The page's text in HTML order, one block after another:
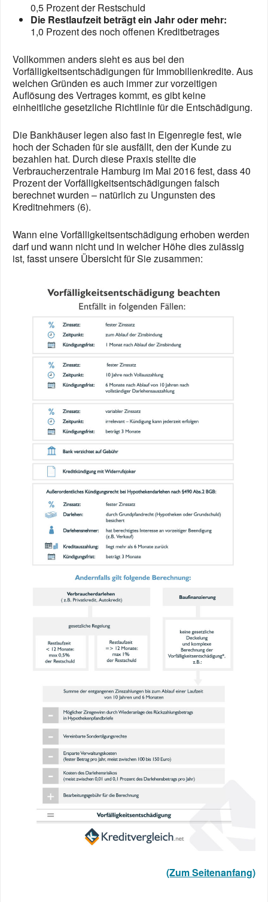
0,5 Prozent der Restschuld
Die Restlaufzeit beträgt ein Jahr oder mehr:
1,0 Prozent des noch offenen Kreditbetrages
Vollkommen anders sieht es aus bei den
Vorfälligkeitsentschädigungen für Immobilienkredite. Aus
welchen Gründen es auch immer zur vorzeitigen
Auflösung des Vertrages kommt, es gibt keine
einheitliche gesetzliche Richtlinie für die Entschädigung.
Die Bankhäuser legen also fast in Eigenregie fest, wie
hoch der Schaden für sie ausfällt, den der Kunde zu
bezahlen hat. Durch diese Praxis stellte die
Verbraucherzentrale Hamburg im Mai 2016 fest, dass 40
Prozent der Vorfälligkeitsentschädigungen falsch
berechnet wurden – natürlich zu Ungunsten des
Kreditnehmers (6).
Wann eine Vorfälligkeitsentschädigung erhoben werden
darf und wann nicht und in welcher Höhe dies zulässig
ist, fasst unsere Übersicht für Sie zusammen:
(Zum Seitenanfang)